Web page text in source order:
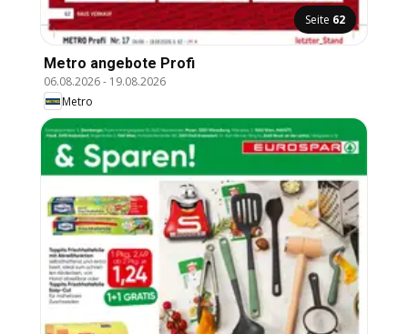
Seite 62
Metro angebote Profi
06.08.2026- 19.08.2026
Metro